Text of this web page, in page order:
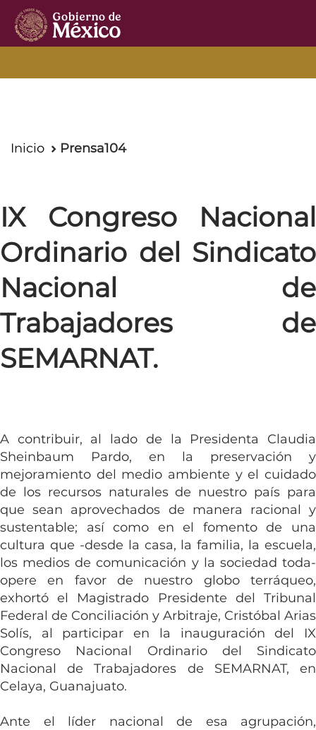
Inicio Prensa104
IX Congreso Nacional
Ordinario del Sindicato
Nacional de
Trabajadores de
SEMARNAT.
A contribuir, al lado de la Presidenta Claudia
Sheinbaum Pardo, en la preservación y
mejoramiento del medio ambiente y el cuidado
de los recursos naturales de nuestro país para
que sean aprovechados de manera racional y
sustentable; así como en el fomento de una
cultura que -desde la casa, la familia, la escuela,
los medios de comunicación y la sociedad toda-
opere en favor de nuestro globo terráqueo,
exhortó el Magistrado Presidente del Tribunal
Federal de Conciliación y Arbitraje, Cristóbal Arias
Solís, al participar en la inauguración del IX
Congreso Nacional Ordinario del Sindicato
Nacional de Trabajadores de SEMARNAT, en
Celaya, Guanajuato.
Ante el líder nacional de esa agrupación,